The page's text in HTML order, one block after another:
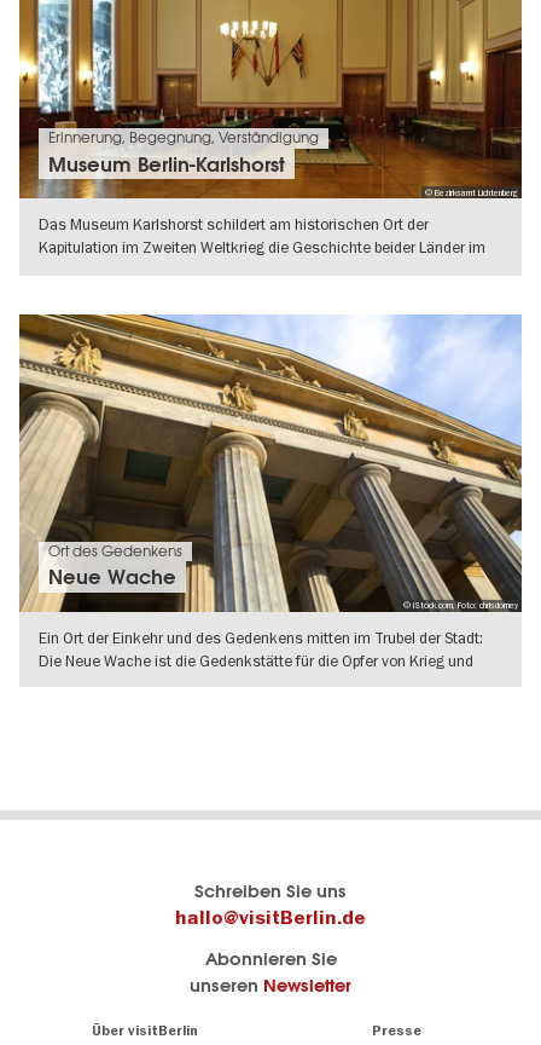
© Bezirksamt Lichtenberg
Erinnerung, Begegnung, Verständigung
Museum Berlin-Karlshorst
Das Museum Karlshorst schildert am historischen Ort der
Kapitulation im Zweiten Weltkrieg die Geschichte beider Länder im
© iStock.com, Foto: chrisdorney
Ort des Gedenkens
Neue Wache
Ein Ort der Einkehr und des Gedenkens mitten im Trubel der Stadt:
Die Neue Wache ist die Gedenkstätte für die Opfer von Krieg und
Schreiben Sie uns
hallo@visitBerlin.de
Abonnieren Sie
unseren Newsletter
Über visitBerlin Presse
sind